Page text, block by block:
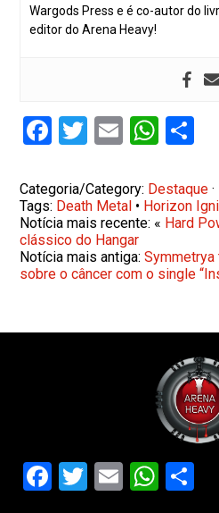
Wargods Press e é co-autor do
editor do Arena Heavy!
Facebook
Twitter
Email
Categoria/Category: Destaque ·
Tags: Death Metal • Horizon
Notícia mais recente: « Hard
clássico do Hangar
Notícia mais antiga:
sobre o câncer com o single
Facebook
Twitter
Email